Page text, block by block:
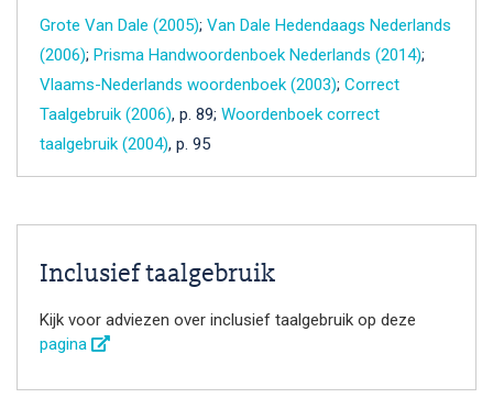
Grote Van Dale (2005); Van Dale Hedendaags Nederlands
(2006); Prisma Handwoordenboek Nederlands (2014);
Vlaams-Nederlands woordenboek (2003); Correct
Taalgebruik (2006), p. 89; Woordenboek correct
taalgebruik (2004), p. 95
Inclusief taalgebruik
Kijk voor adviezen over inclusief taalgebruik op deze
pagina